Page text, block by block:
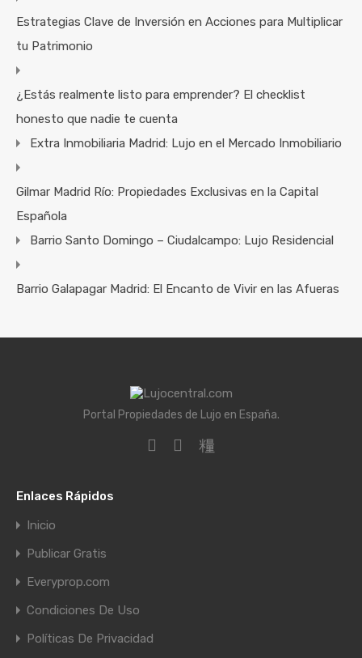
Estrategias Clave de Inversión en Acciones para Multiplicar
tu Patrimonio
¿Estás realmente listo para emprender? El checklist
honesto que nadie te cuenta
Extra Inmobiliaria Madrid: Lujo en el Mercado Inmobiliario
Gilmar Madrid Río: Propiedades Exclusivas en la Capital
Española
Barrio Santo Domingo – Ciudalcampo: Lujo Residencial
Barrio Galapagar Madrid: El Encanto de Vivir en las Afueras
Portal Propiedades de Lujo en España.
Enlaces Rápidos
Inicio
Publicar Gratis
Everyprop.com
Condiciones De Uso
Políticas De Privacidad